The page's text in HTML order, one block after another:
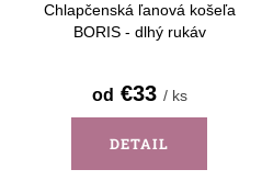
Chlapčenská ľanová košeľa
BORIS - dlhý rukáv
od €33 / ks
DETAIL